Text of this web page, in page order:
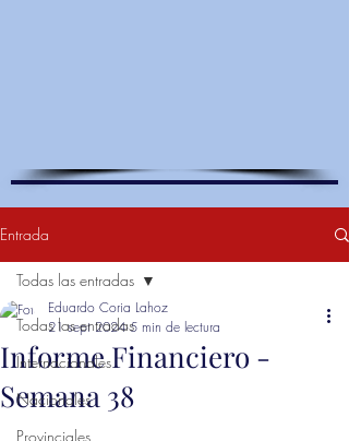
Entrada
Todas las entradas
Internacionales
Nacionales
Provinciales
Todas las entradas
Informe Financiero -
Semana 38
Eduardo Coria Lahoz
21 sept 2024 5 min de lectura